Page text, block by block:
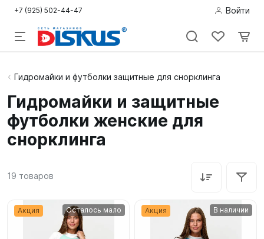
+7 (925) 502-44-47 Войти
Подводная
Дайвинг
Снорклинг /
Детям
Гидромайки и футболки защитные для снорклинга
Гидромайки и защитные
футболки женские для
снорклинга
19 товаров
Акция Осталось мало Акция В наличии